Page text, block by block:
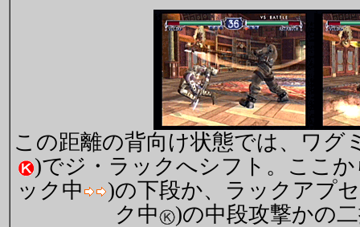
この距離の背向け状態では、ワグ
)でジ・ラックへシフト。ここ
ック中
)の下段か、ラックアプ
ク中
)の中段攻撃かの